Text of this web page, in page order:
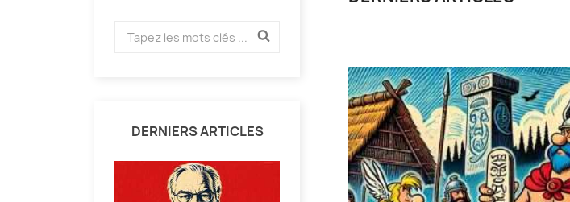
DERNIERS ARTICLES